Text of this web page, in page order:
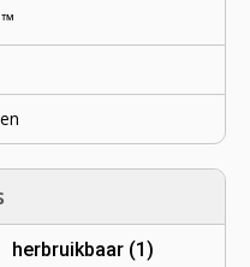
herbruikbaar (1)